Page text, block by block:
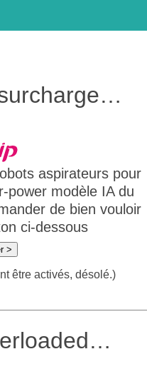
aspirateurs pour
power modèle IA du
de bien vouloir
ci-dessous
>
être activés, désolé.)